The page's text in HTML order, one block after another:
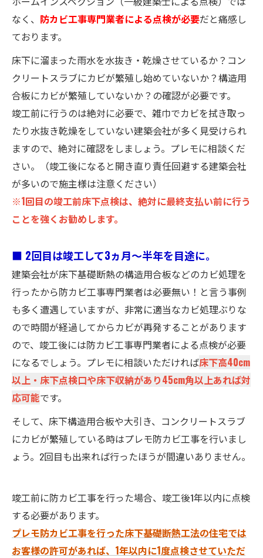
なく、 防カビ工事専門業者による点検が必要だと痛感し
ております。
床下に溜まった雨水を水抜き・乾燥させているか？コン
クリートスラブにカビが繁殖し始めていないか？構造用
合板にカビが繁殖していないか？の確認が必要です。
竣工前に行うのは絶対に必要で、雑巾でカビを拭き取っ
たり水抜き乾燥をしていない建築会社が多く見受けられ
ますので、絶対に確認をしましょう。プレモに相談くだ
さい。（竣工後になると開き直り責任回避する建築会社
が多いので施主様は注意ください）
※1回目の竣工前床下点検は、絶対に最終支払い前に行う
ことを強くお勧めします。
■ 2回目は竣工して3ヵ月～半年を目途に。
建築会社が床下基礎断熱の構造用合板などのカビ処理を
行ったから防カビ工事専門業者は必要無い！と言う事例
も多く遭遇していますが、非常に適当なカビ処理ぶりな
ので時間が経過してからカビが再発することがあります
ので、竣工後には防カビ工事専門業者による点検が必要
になるでしょう。プレモに相談いただければ床下高40cm
以上・床下点検口や床下収納があり45cm角以上あれば対
応可能です。
そして、床下構造用合板や大引き、コンクリートスラブ
にカビが繁殖している時はプレモ防カビ工事を行いまし
ょう。2回目も出来れば行ったほうが間違いありません。
竣工前に防カビ工事を行った場合、竣工後1年以内に点検
する必要があります。
プレモ防カビ工事を行った床下基礎断熱工法の住宅では
お客様の許可があれば、1年以内に1度点検させていただ